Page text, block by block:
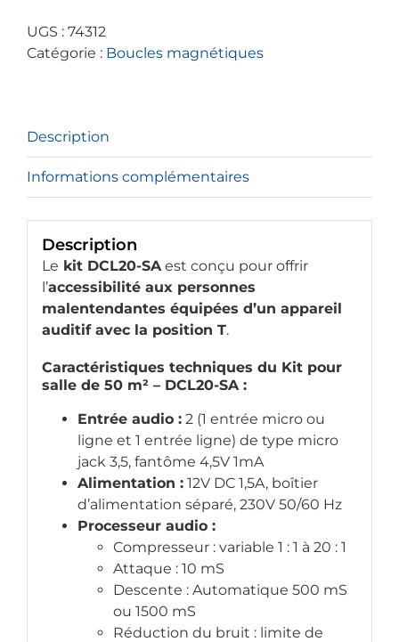
pour
salle
UGS : 74312
Catégorie : Boucles magnétiques
Description
Informations complémentaires
Description
Le kit DCL20-SAest conçu pour offrir
l’accessibilité aux personnes
malentendantes équipées d’un appareil
auditif avec la position T.
Caractéristiques techniques du Kit pour
salle de 50 m² – DCL20-SA :
Entrée audio :2 (1 entrée micro ou
ligne et 1 entrée ligne) de type micro
jack 3,5, fantôme 4,5V 1mA
Alimentation :12V DC 1,5A, boîtier
d’alimentation séparé, 230V 50/60 Hz
Processeur audio :
Compresseur : variable 1 : 1 à 20 : 1
Attaque : 10 mS
Descente : Automatique 500 mS
ou 1500 mS
Réduction du bruit : limite de